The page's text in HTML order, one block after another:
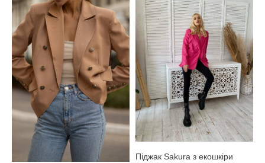
Піджак Sakura з екошкіри